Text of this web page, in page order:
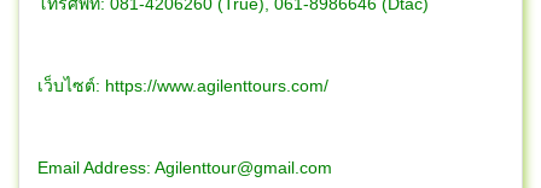
เว็บไซต์: https://www.agilenttours.com/
Email Address: Agilenttour@gmail.com